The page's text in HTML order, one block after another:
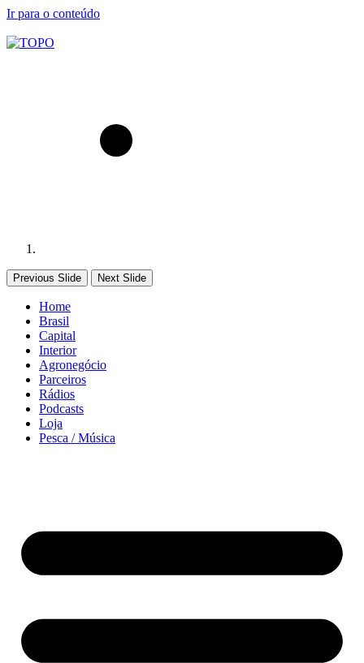
Ir para o conteúdo
Previous Slide Next Slide
Home
Brasil
Capital
Interior
Agronegócio
Parceiros
Rádios
Podcasts
Loja
Pesca / Música